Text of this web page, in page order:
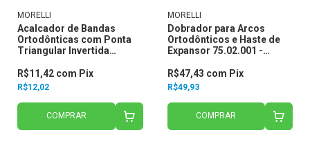
MORELLI
Acalcador de Bandas
Ortodônticas com Ponta
Triangular Invertida
R$12,02
R$11,42 com Pix
COMPRAR
MORELLI
Dobrador para Arcos
Ortodônticos e Haste de
Expansor 75.02.001 -
R$49,93
R$47,43 com Pix
COMPRAR